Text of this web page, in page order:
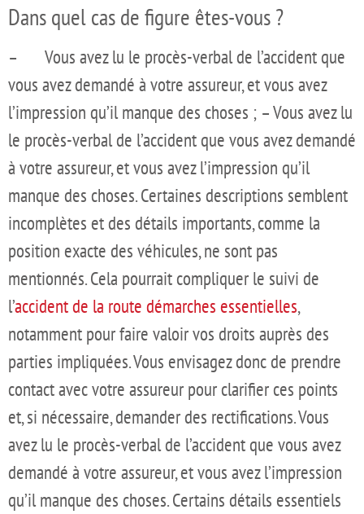
Dans quel cas de figure êtes-vous ?
– Vous avez lu le procès-verbal de l’accident que
vous avez demandé à votre assureur, et vous avez
l’impression qu’il manque des choses ; – Vous avez lu
le procès-verbal de l’accident que vous avez demandé
à votre assureur, et vous avez l’impression qu’il
manque des choses. Certaines descriptions semblent
incomplètes et des détails importants, comme la
position exacte des véhicules, ne sont pas
mentionnés. Cela pourrait compliquer le suivi de
l’accident de la route démarches essentielles,
notamment pour faire valoir vos droits auprès des
parties impliquées. Vous envisagez donc de prendre
contact avec votre assureur pour clarifier ces points
et, si nécessaire, demander des rectifications. Vous
avez lu le procès-verbal de l’accident que vous avez
demandé à votre assureur, et vous avez l’impression
qu’il manque des choses. Certains détails essentiels